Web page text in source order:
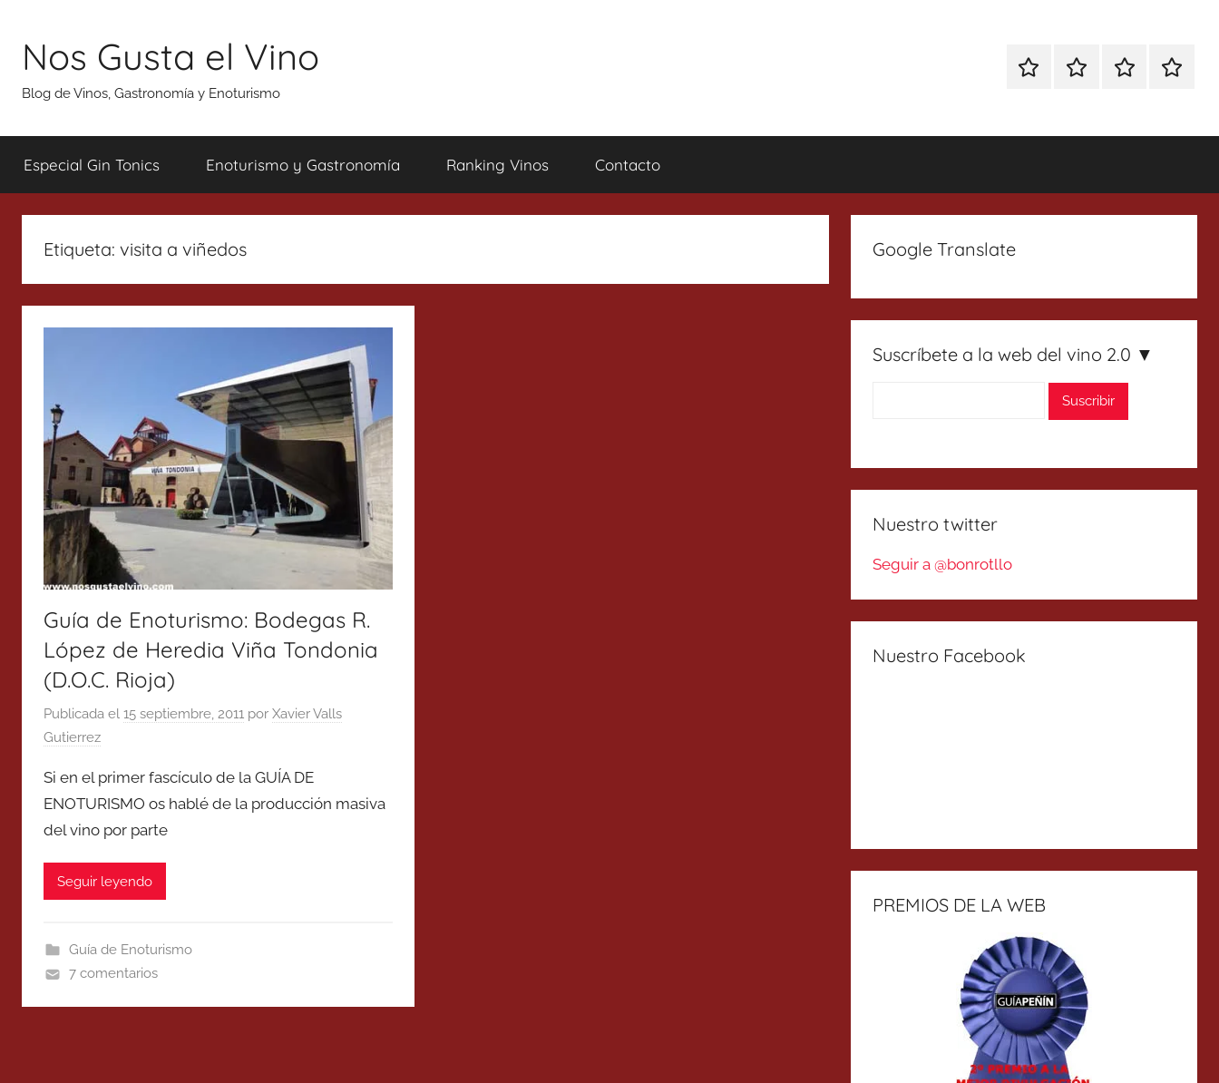
contenido
Nos Gusta el Vino
Blog de Vinos, Gastronomía y Enoturismo
EspecialEnoturismoRanking
Especial Gin Tonics Enoturismo y Gastronomía Ranking Vinos Contacto
Etiqueta: visita a viñedos
Guía de Enoturismo: Bodegas R.
López de Heredia Viña Tondonia
(D.O.C. Rioja)
Publicada el 15 septiembre, 2011 por Xavier Valls
Gutierrez
Si en el primer fascículo de la GUÍA DE
ENOTURISMO os hablé de la producción masiva
del vino por parte
Seguir leyendo
Guía de Enoturismo
7 comentarios
Google Translate
Suscríbete a la web del vino 2.0 ▼
Nuestro twitter
Seguir a @bonrotllo
Nuestro Facebook
PREMIOS DE LA WEB